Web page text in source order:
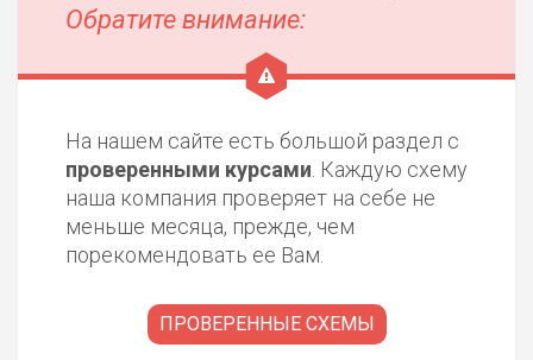
Обратите внимание:
На нашем сайте есть большой раздел с
проверенными курсами . Каждую схему
наша компания проверяет на себе не
меньше месяца, прежде, чем
порекомендовать ее Вам.
ПРОВЕРЕННЫЕ СХЕМЫ